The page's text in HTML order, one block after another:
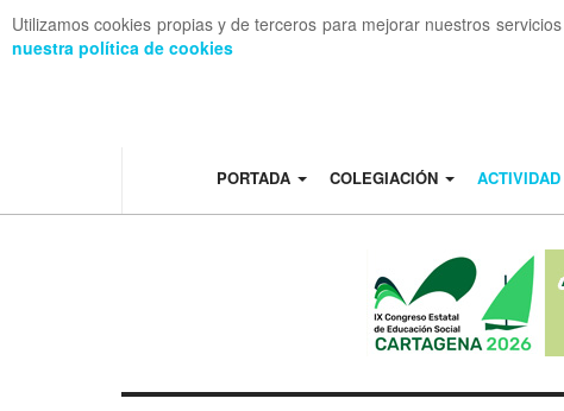
Utilizamos cookies propias y de terceros para mejorar nuestros
nuestra política de cookies
PORTADA COLEGIACIÓN